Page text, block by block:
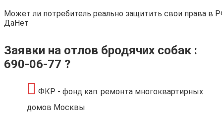
Может ли потребитель реально защитить свои права в
ДаНет
Заявки на отлов бродячих собак :
690-06-77 ?
ФКР - фонд кап. ремонта многоквартирных
домов Москвы